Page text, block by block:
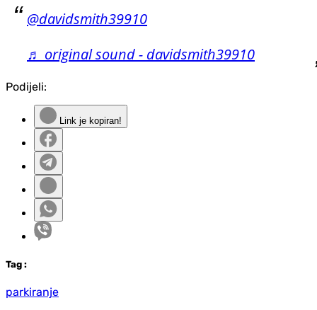
@davidsmith39910
♬ original sound - davidsmith39910
Podijeli:
Link je kopiran!
Tag :
parkiranje